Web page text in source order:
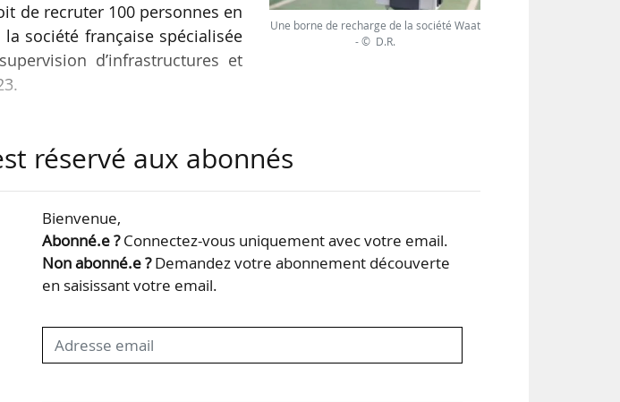
de recruter 100 personnes en
société française spécialisée
d’infrastructures et
quant à l’urgence à
: le résidentiel collectif
tertiaire, dont ceux de la flotte
Une borne de recharge de la société Waat
- © D.R.
réservé aux abonnés
Bienvenue,
Abonné.e ?Connectez-vous uniquement avec votre email.
Non abonné.e ?Demandez votre abonnement découverte
en saisissant votre email.